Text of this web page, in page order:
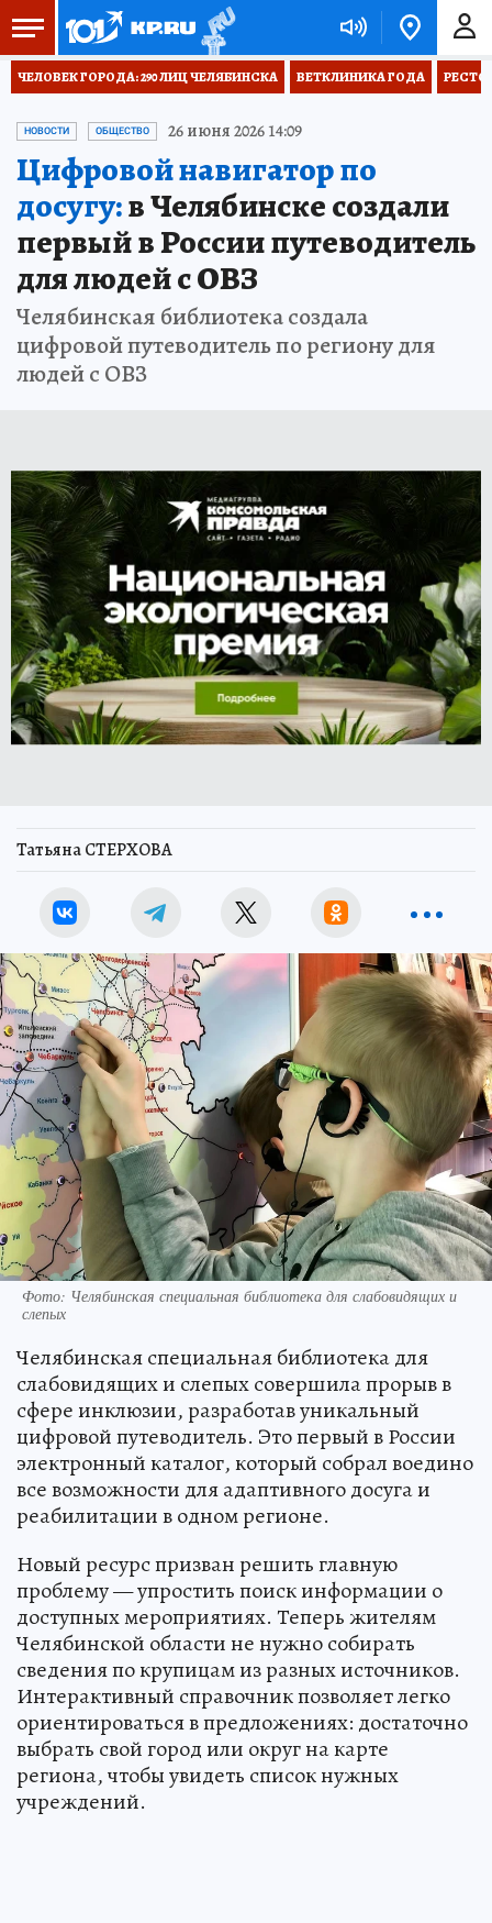
ЧЕЛОВЕК ГОРОДА: 290 ЛИЦ ЧЕЛЯБИНСКА ВЕТКЛИНИКА ГОДА
НОВОСТИ ОБЩЕСТВО 26 июня 2026 14:09
Цифровой навигатор по
досугу:в Челябинске создали
первый в России путеводитель
для людей с ОВЗ
Челябинская библиотека создала
цифровой путеводитель по региону для
людей с ОВЗ
Татьяна СТЕРХОВА
Фото: Челябинская специальная библиотека для слабовидящих и
слепых
Челябинская специальная библиотека для
слабовидящих и слепых совершила прорыв в
сфере инклюзии, разработав уникальный
цифровой путеводитель. Это первый в России
электронный каталог, который собрал воедино
все возможности для адаптивного досуга и
реабилитации в одном регионе.
Новый ресурс призван решить главную
проблему — упростить поиск информации о
доступных мероприятиях. Теперь жителям
Челябинской области не нужно собирать
сведения по крупицам из разных источников.
Интерактивный справочник позволяет легко
ориентироваться в предложениях: достаточно
выбрать свой город или округ на карте
региона, чтобы увидеть список нужных
учреждений.